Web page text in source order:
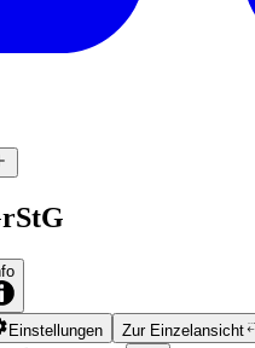
Einstellungen Zur Einzelansicht